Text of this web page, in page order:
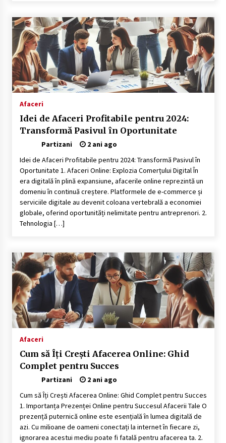
Afaceri
Idei de Afaceri Profitabile pentru 2024:
Transformă Pasivul în Oportunitate
Partizani
2 ani ago
Idei de Afaceri Profitabile pentru 2024: Transformă Pasivul în
Oportunitate 1. Afaceri Online: Explozia Comerțului Digital În
era digitală în plină expansiune, afacerile online reprezintă un
domeniu în continuă creștere. Platformele de e-commerce și
serviciile digitale au devenit coloana vertebrală a economiei
globale, oferind oportunități nelimitate pentru antreprenori. 2.
Tehnologia […]
Afaceri
Cum să Îți Crești Afacerea Online: Ghid
Complet pentru Succes
Partizani
2 ani ago
Cum să Îți Crești Afacerea Online: Ghid Complet pentru Succes
1. Importanța Prezenței Online pentru Succesul Afacerii Tale O
prezență puternică online este esențială în lumea digitală de
azi. Cu milioane de oameni conectați la internet în fiecare zi,
ignorarea acestui mediu poate fi fatală pentru afacerea ta. 2.